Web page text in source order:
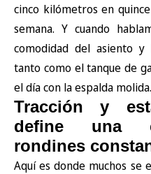
cinco kilómetros en
semana. Y cuando
comodidad del asiento
tanto como el tanque de
el día con la espalda molida.
Tracción y
define una
rondines
Aquí es donde muchos se